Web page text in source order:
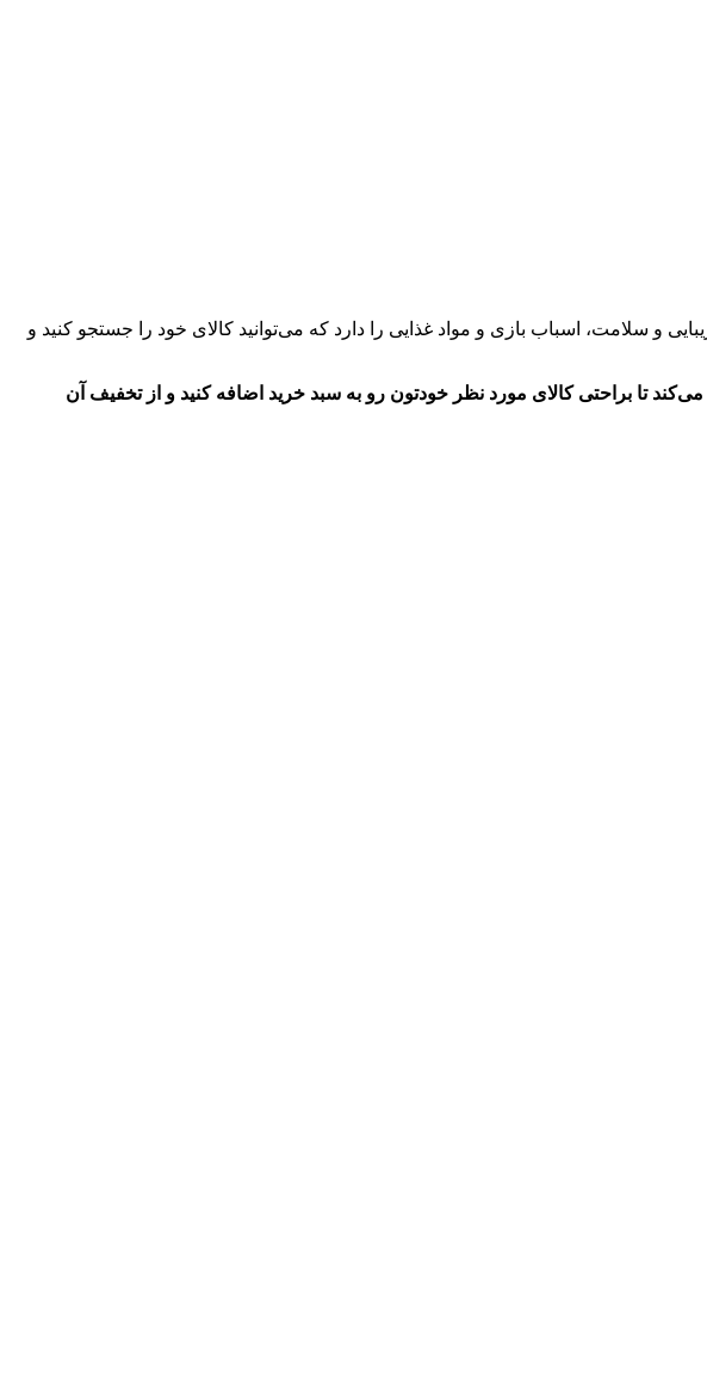
و سلامت، اسباب بازی و مواد غذایی را دارد که می‌توانید کالای خود را جستجو کنید و
مد هر 12 ساعت یکبار بر روی 64 محصول خود تا 80 درصد تخفیف اعمال می‌کند تا براحتی کالای مورد نظر خودتون رو به سبد خرید اضافه کنید و از تخفیف آن